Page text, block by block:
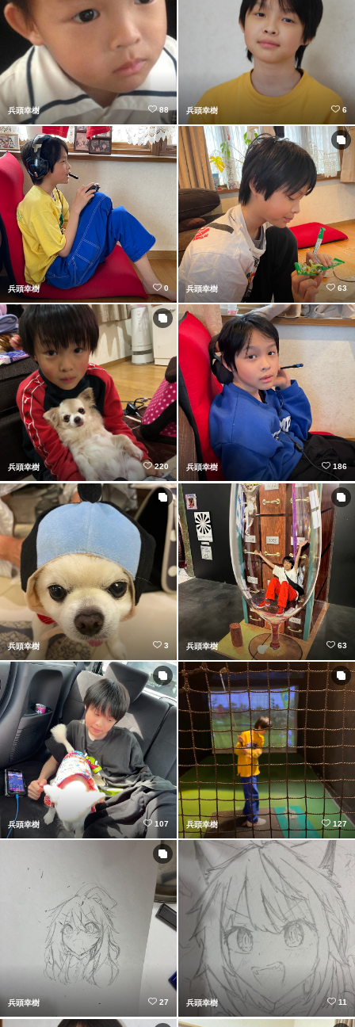
兵頭幸樹 88 兵頭幸樹 6
兵頭幸樹 0 兵頭幸樹 63
兵頭幸樹 220 兵頭幸樹 186
兵頭幸樹 3 兵頭幸樹 63
兵頭幸樹 107 兵頭幸樹 127
兵頭幸樹 27 兵頭幸樹 11